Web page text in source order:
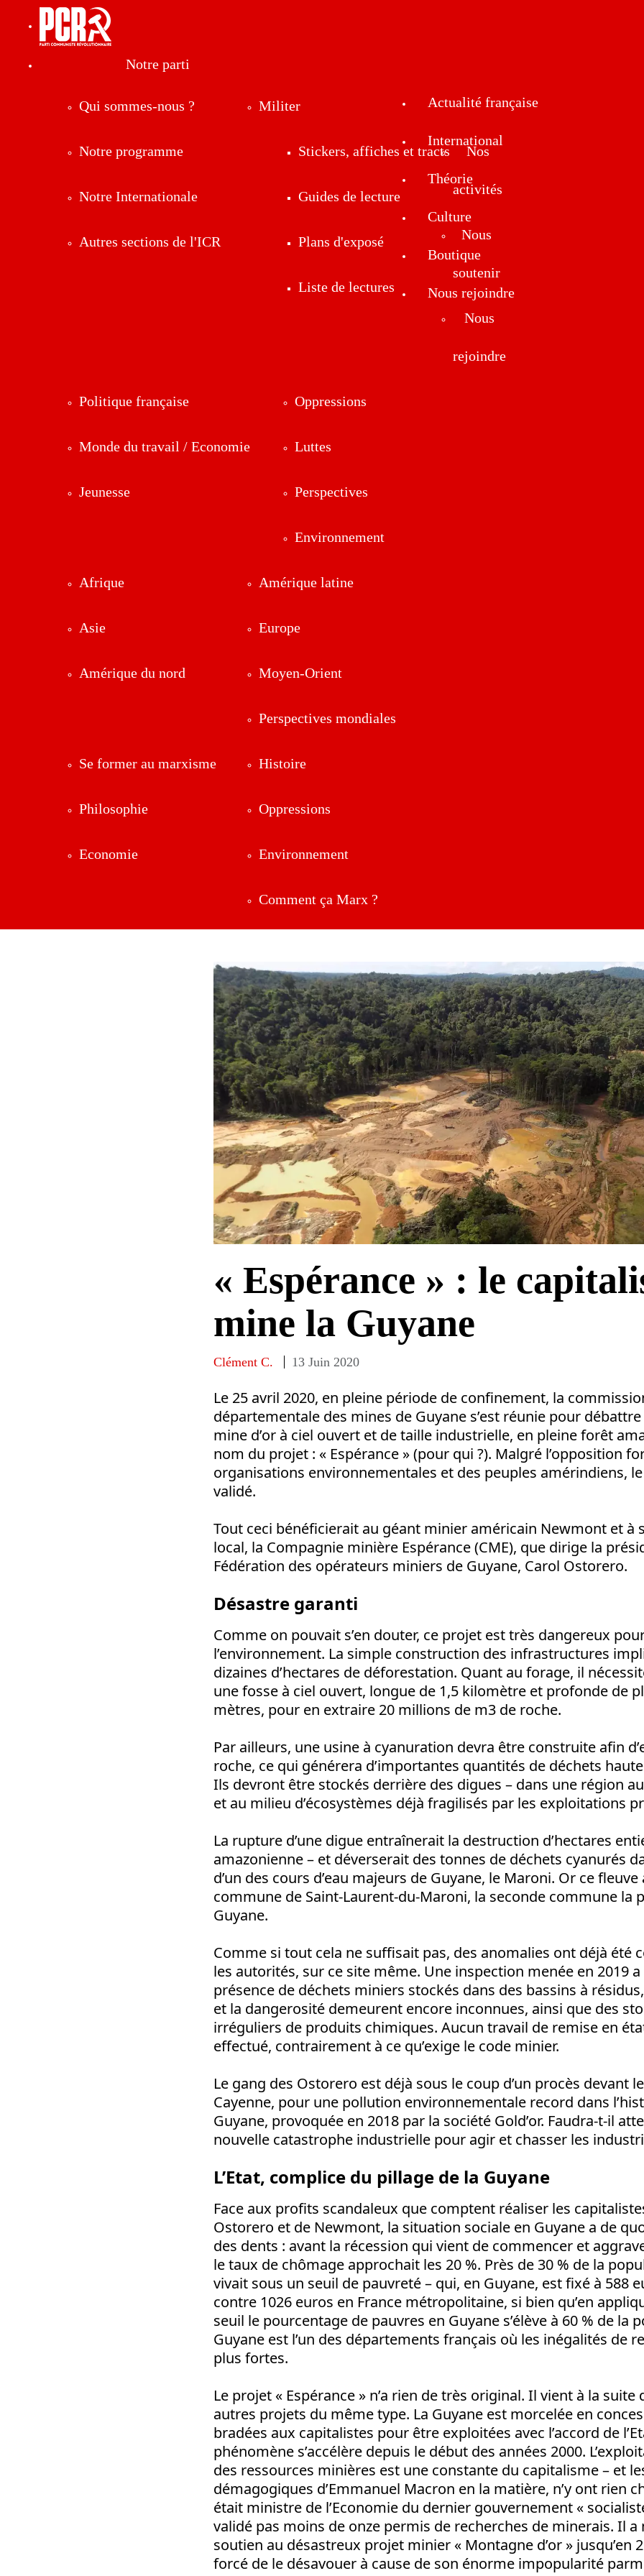
Notre parti
Qui sommes-nous ?
Notre programme
Notre Internationale
Autres sections de l'ICR
Militer
Stickers, affiches et tracts
Guides de lecture
Plans d'exposé
Liste de lectures
Nos
activités
Nous
soutenir
Nous
rejoindre
Actualité française
Politique française
Monde du travail / Economie
Jeunesse
Oppressions
Luttes
Perspectives
Environnement
International
Afrique
Asie
Amérique du nord
Amérique latine
Europe
Moyen-Orient
Perspectives mondiales
Théorie
Se former au marxisme
Philosophie
Economie
Histoire
Oppressions
Environnement
Comment ça Marx ?
Culture
Boutique
Nous rejoindre
« Espérance » : le
mine la Guyane
Clément C. 13 Juin 2020
Le 25 avril 2020, en pleine période de confinement, la
départementale des mines de Guyane s’est réunie pour débattre
mine d’or à ciel ouvert et de taille industrielle, en pleine forêt
nom du projet : « Espérance » (pour qui ?). Malgré l’opposition
organisations environnementales et des peuples amérindiens,
validé.
Tout ceci bénéficierait au géant minier américain Newmont et à
local, la Compagnie minière Espérance (CME), que dirige la
Fédération des opérateurs miniers de Guyane, Carol Ostorero.
Désastre garanti
Comme on pouvait s’en douter, ce projet est très dangereux
l’environnement. La simple construction des infrastructures
dizaines d’hectares de déforestation. Quant au forage, il
une fosse à ciel ouvert, longue de 1,5 kilomètre et profonde de
mètres, pour en extraire 20 millions de m3 de roche.
Par ailleurs, une usine à cyanuration devra être construite afin
roche, ce qui générera d’importantes quantités de déchets
Ils devront être stockés derrière des digues – dans une région
et au milieu d’écosystèmes déjà fragilisés par les exploitations
La rupture d’une digue entraînerait la destruction d’hectares
amazonienne – et déverserait des tonnes de déchets cyanurés
d’un des cours d’eau majeurs de Guyane, le Maroni. Or ce
commune de Saint-Laurent-du-Maroni, la seconde commune la
Guyane.
Comme si tout cela ne suffisait pas, des anomalies ont déjà été
les autorités, sur ce site même. Une inspection menée en 2019
présence de déchets miniers stockés dans des bassins à
et la dangerosité demeurent encore inconnues, ainsi que des
irréguliers de produits chimiques. Aucun travail de remise en
effectué, contrairement à ce qu’exige le code minier.
Le gang des Ostorero est déjà sous le coup d’un procès devant
Cayenne, pour une pollution environnementale record dans
Guyane, provoquée en 2018 par la société Gold’or. Faudra-t-il
nouvelle catastrophe industrielle pour agir et chasser les
L’Etat, complice du pillage de la Guyane
Face aux profits scandaleux que comptent réaliser les
Ostorero et de Newmont, la situation sociale en Guyane a de
des dents : avant la récession qui vient de commencer et
le taux de chômage approchait les 20 %. Près de 30 % de la
vivait sous un seuil de pauvreté – qui, en Guyane, est fixé à 588
contre 1026 euros en France métropolitaine, si bien qu’en
seuil le pourcentage de pauvres en Guyane s’élève à 60 % de la
Guyane est l’un des départements français où les inégalités de
plus fortes.
Le projet « Espérance » n’a rien de très original. Il vient à la
autres projets du même type. La Guyane est morcelée en
bradées aux capitalistes pour être exploitées avec l’accord de
phénomène s’accélère depuis le début des années 2000.
des ressources minières est une constante du capitalisme – et
démagogiques d’Emmanuel Macron en la matière, n’y ont rien
était ministre de l’Economie du dernier gouvernement «
validé pas moins de onze permis de recherches de minerais. Il
soutien au désastreux projet minier « Montagne d’or » jusqu’en
forcé de le désavouer à cause de son énorme impopularité